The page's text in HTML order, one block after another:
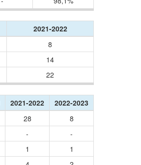
2021-2022
8
14
22
2021-2022 2022-2023
28
8
-
-
1
1